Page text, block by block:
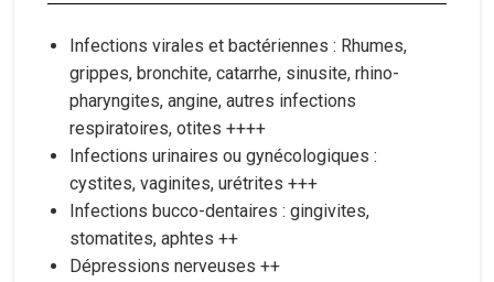
Infections virales et bactériennes : Rhumes,
grippes, bronchite, catarrhe, sinusite, rhino-
pharyngites, angine, autres infections
respiratoires, otites ++++
Infections urinaires ou gynécologiques :
cystites, vaginites, urétrites +++
Infections bucco-dentaires : gingivites,
stomatites, aphtes ++
Dépressions nerveuses ++